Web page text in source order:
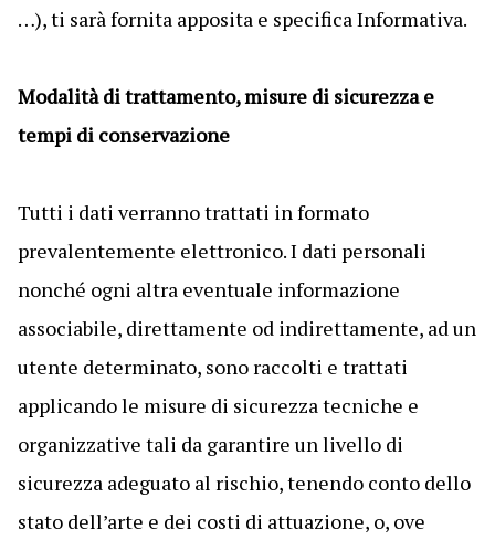
…), ti sarà fornita apposita e specifica Informativa.
Modalità di trattamento, misure di sicurezza e
tempi di conservazione
Tutti i dati verranno trattati in formato
prevalentemente elettronico. I dati personali
nonché ogni altra eventuale informazione
associabile, direttamente od indirettamente, ad un
utente determinato, sono raccolti e trattati
applicando le misure di sicurezza tecniche e
organizzative tali da garantire un livello di
sicurezza adeguato al rischio, tenendo conto dello
stato dell’arte e dei costi di attuazione, o, ove